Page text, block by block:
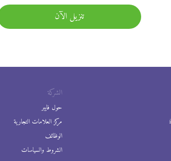
تنزيل الآن
الشركة
حول فايبر
مركز العلامات التجارية
الوظائف
الشروط والسياسات